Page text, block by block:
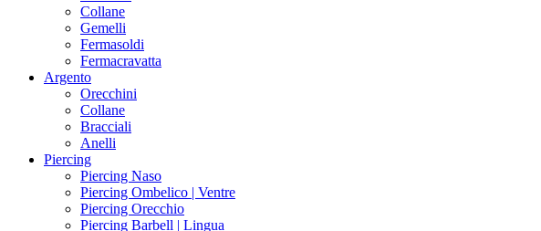
Collane
Gemelli
Fermasoldi
Fermacravatta
Argento
Orecchini
Collane
Bracciali
Anelli
Piercing
Piercing Naso
Piercing Ombelico | Ventre
Piercing Orecchio
Piercing Barbell | Lingua